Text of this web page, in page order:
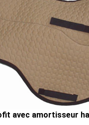
avec amortisseur